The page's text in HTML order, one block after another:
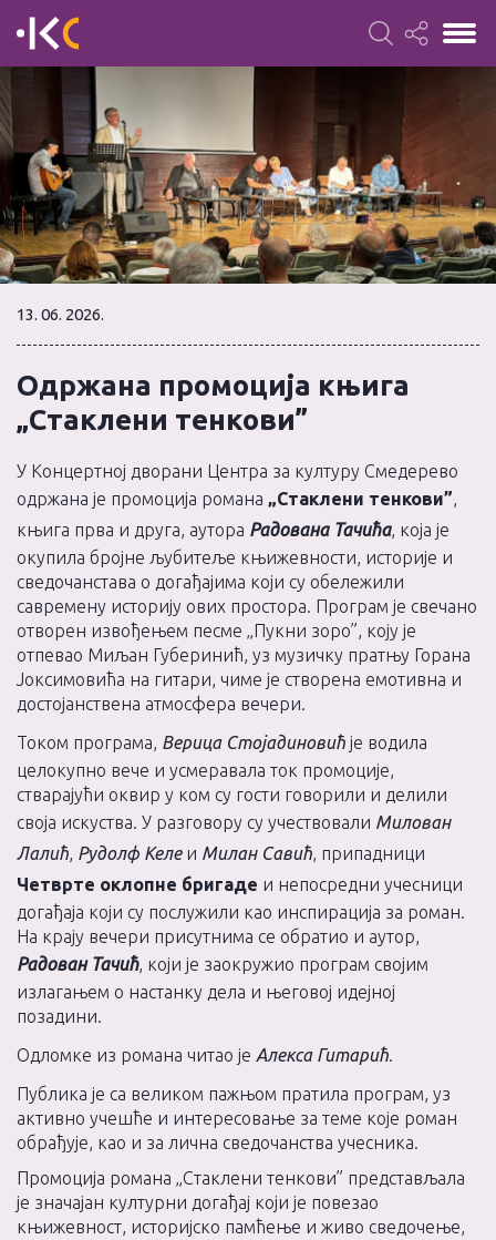
13. 06. 2026.
Одржана промоција књига
„Стаклени тенкови”
У Концертној дворани Центра за културу Смедерево
одржана је промоција романа „Стаклени тенкови”,
књига прва и друга, аутора Радована Тачића, која је
окупила бројне љубитеље књижевности, историје и
сведочанстава о догађајима који су обележили
савремену историју ових простора. Програм је свечано
отворен извођењем песме „Пукни зоро”, коју је
отпевао Миљан Губеринић, уз музичку пратњу Горана
Јоксимовића на гитари, чиме је створена емотивна и
достојанствена атмосфера вечери.
Током програма, Верица Стојадиновић је водила
целокупно вече и усмеравала ток промоције,
стварајући оквир у ком су гости говорили и делили
своја искуства. У разговору су учествовали Милован
Лалић, Рудолф Келеи Милан Савић, припадници
Четврте оклопне бригаде и непосредни учесници
догађаја који су послужили као инспирација за роман.
На крају вечери присутнима се обратио и аутор,
Радован Тачић, који је заокружио програм својим
излагањем о настанку дела и његовој идејној
позадини.
Одломке из романа читао је Алекса Гитарић.
Публика је са великом пажњом пратила програм, уз
активно учешће и интересовање за теме које роман
обрађује, као и за лична сведочанства учесника.
Промоција романа „Стаклени тенкови” представљала
је значајан културни догађај који је повезао
књижевност, историјско памћење и живо сведочење,